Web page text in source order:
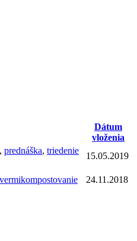
Dátum
vloženia
, prednáška, triedenie
15.05.2019
vermikompostovanie 24.11.2018